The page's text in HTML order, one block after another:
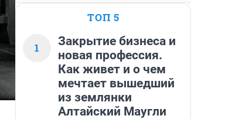
ТОП 5
1
Закрытие бизнеса и
новая профессия.
Как живет и о чем
мечтает вышедший
из землянки
Алтайский Маугли